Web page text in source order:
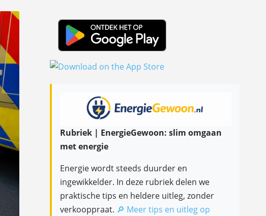
Rubriek | EnergieGewoon: slim omgaan
met energie
Energie wordt steeds duurder en
ingewikkelder. In deze rubriek delen we
praktische tips en heldere uitleg, zonder
verkooppraat. 🔎 Meer tips en uitleg op